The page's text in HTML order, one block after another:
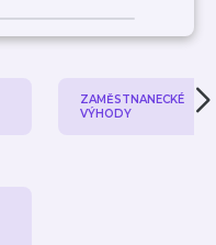
ZAMĚSTNANECKÉ
VÝHODY